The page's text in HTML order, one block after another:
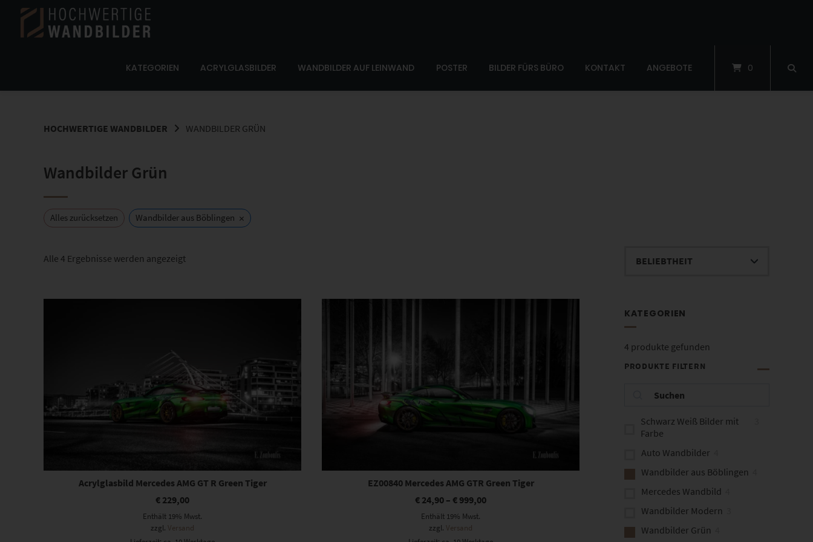
Springe
Inhalt
KATEGORIEN ACRYLGLASBILDER WANDBILDER AUF LEINWAND POSTER BILDER FÜRS BÜRO KONTAKT ANGEBOTE 0
HOCHWERTIGE WANDBILDER WANDBILDER GRÜN
Wandbilder Grün
Alles zurücksetzen Wandbilder aus Böblingen ×
Alle 4 Ergebnisse werden angezeigtNach
Acrylglasbild Mercedes AMG GT R Green Tiger
€ 229,00
Enthält 19% Mwst.
zzgl.Versand
Dieses Produkt weist mehrere Varianten auf. Die Optionen können auf der Produktseite gewählt werden
EZ00840 Mercedes AMG GTR Green Tiger
€ 24,90 –€ 999,00
Enthält 19% Mwst.
zzgl.Versand
KATEGORIEN
4 produkte gefunden
PRODUKTE FILTERN
Schwarz Weiß Bilder mit
Farbe
Auto Wandbilder
Wandbilder aus Böblingen
Mercedes Wandbild
Wandbilder Modern
Wandbilder Grün